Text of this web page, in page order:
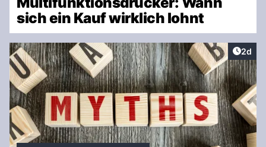
sich ein Kauf wirklich lohnt
2d